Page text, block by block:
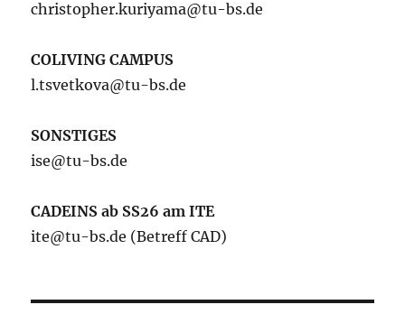
christopher.kuriyama@tu-bs.de
COLIVING CAMPUS
l.tsvetkova@tu-bs.de
SONSTIGES
ise@tu-bs.de
CADEINS ab SS26 am ITE
ite@tu-bs.de (Betreff CAD)